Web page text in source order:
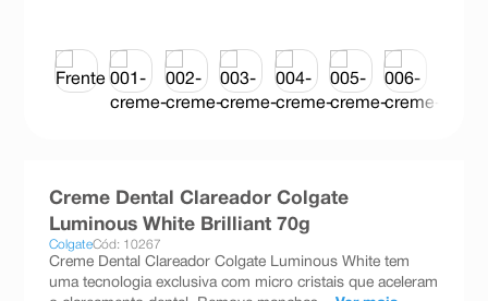
Creme Dental Clareador Colgate
Luminous White Brilliant 70g
ColgateCód: 10267
Creme Dental Clareador Colgate Luminous White tem
uma tecnologia exclusiva com micro cristais que aceleram